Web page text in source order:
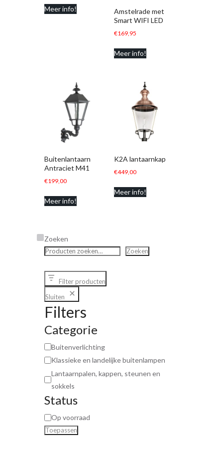
Meer info!
Amstelrade met
Smart WIFI LED
€169,95
Meer info!
Buitenlantaarn
Antraciet M41
€199,00
Meer info!
K2A lantaarnkap
€449,00
Meer info!
Zoeken
Zoeken
Filter producten
Sluiten
Filters
Categorie
Buitenverlichting
Klassieke en landelijke buitenlampen
Lantaarnpalen, kappen, steunen en
sokkels
Status
Op voorraad
Toepassen